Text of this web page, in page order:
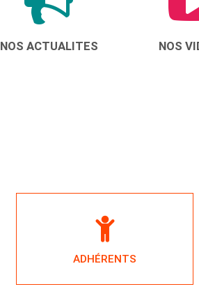
NOS ACTUALITES NOS
ADHÉRENTS